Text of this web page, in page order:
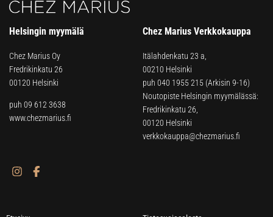
Helsingin myymälä
Chez Marius Oy
Fredrikinkatu 26
00120 Helsinki
puh 09 612 3638
www.chezmarius.fi
Chez Marius Verkkokauppa
Itälahdenkatu 23 a,
00210 Helsinki
puh 040 1955 215 (Arkisin 9-16)
Noutopiste Helsingin myymälässä:
Fredrikinkatu 26,
00120 Helsinki
verkkokauppa@chezmarius.fi